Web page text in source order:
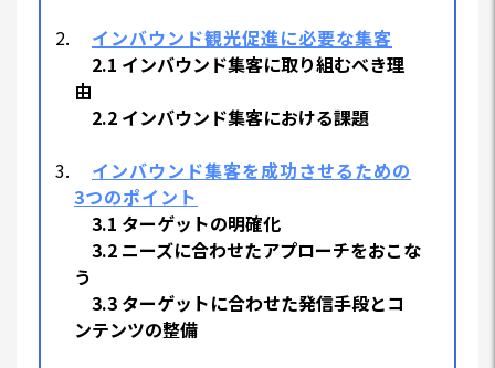
インバウンド観光促進に必要な集客
2.1 インバウンド集客に取り組むべき理
由
2.2 インバウンド集客における課題
インバウンド集客を成功させるための
3つのポイント
3.1 ターゲットの明確化
3.2 ニーズに合わせたアプローチをおこな
う
3.3 ターゲットに合わせた発信手段とコ
ンテンツの整備